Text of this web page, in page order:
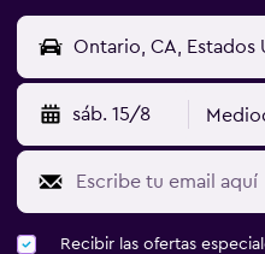
sáb. 15/8
Recibir las ofertas